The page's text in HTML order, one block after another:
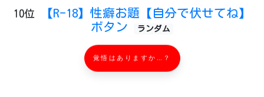
10位
【R-18】性癖お題【自分で伏せてね】
ボタン
ランダム
覚悟はありますか…？